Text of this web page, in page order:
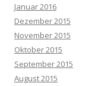
Januar 2016
Dezember 2015
November 2015
Oktober 2015
September 2015
August 2015